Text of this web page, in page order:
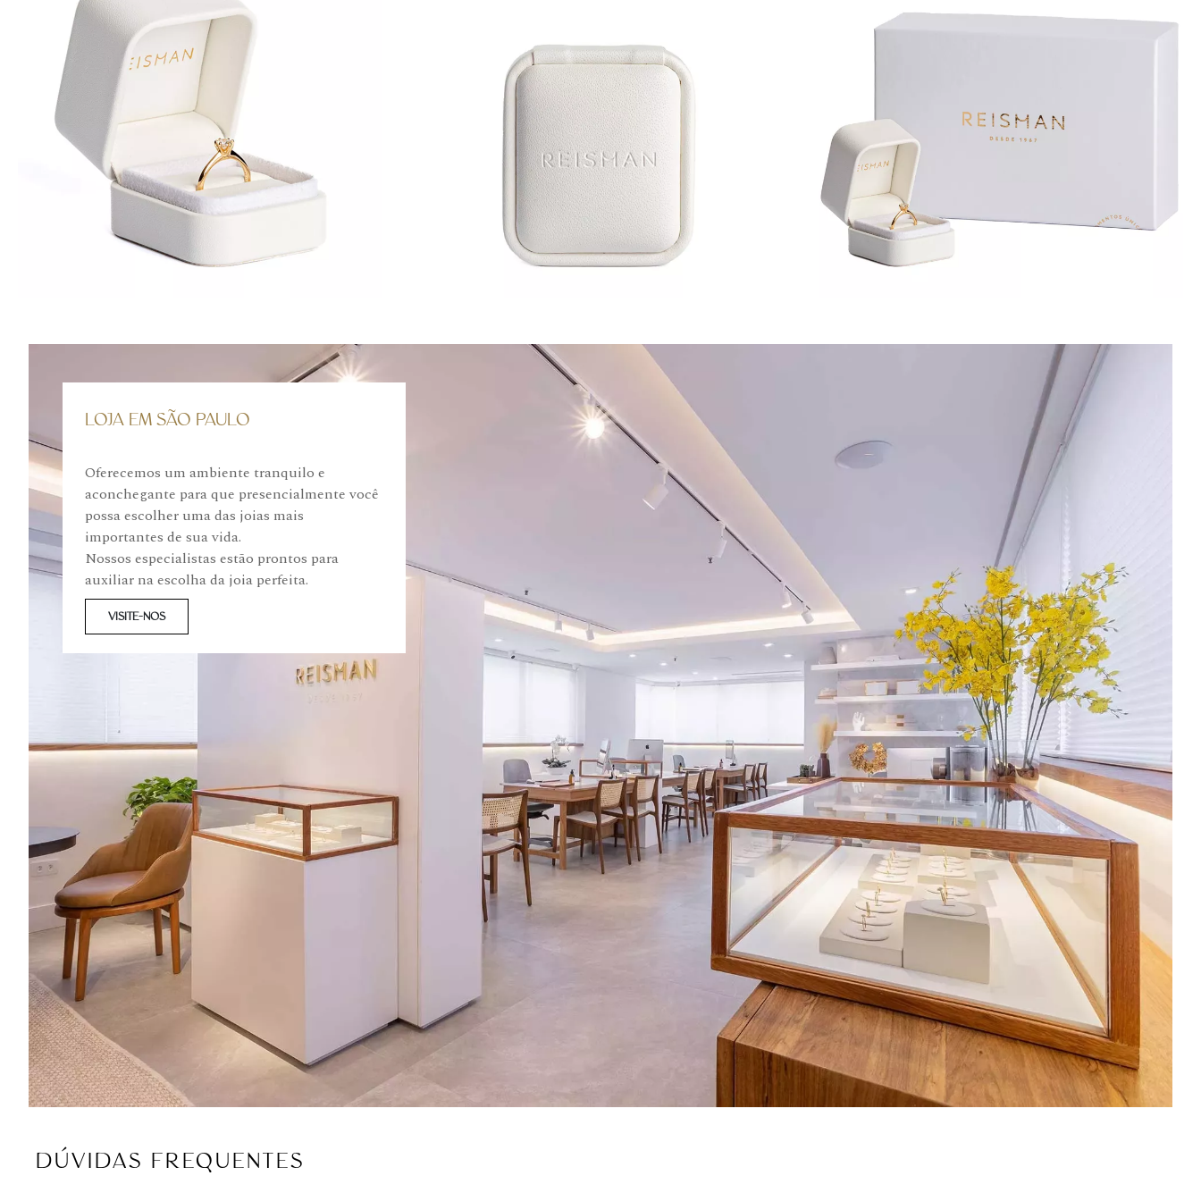
LOJA EM SÃO PAULO
Oferecemos um ambiente tranquilo e
aconchegante para que presencialmente você
possa escolher uma das joias mais
importantes de sua vida.
Nossos especialistas estão prontos para
auxiliar na escolha da joia perfeita.
VISITE-NOS
DÚVIDAS FREQUENTES